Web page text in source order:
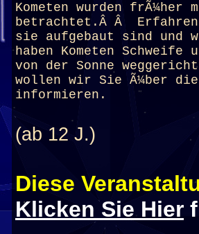
Kometen wurden frÃ¼her
betrachtet.Â Â
sie aufgebaut sind und
haben Kometen
von der Sonne
wollen wir Sie Ã¼ber
informieren.
(ab 12 J.)
Diese
Klicken Sie Hier